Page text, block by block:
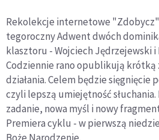
Rekolekcje internetowe
tegoroczny Adwent dwóch
klasztoru - Wojciech Jędrzejewski i
Codziennie rano opublikują
działania. Celem będzie sięgnięcie
czyli lepszą umiejętność
zadanie, nowa myśl i nowy
Premiera cyklu - w pierwszą